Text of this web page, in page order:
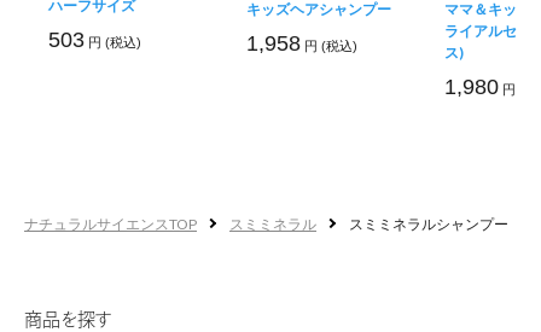
組織内の酵素を
ーゲンの合成を
亜鉛
ハーフサイズ
503 円 (税込)
キッズヘアシャンプー
1,958 円 (税込)
ママ＆キッズ
ライアルセッ
ス)
1,980 円 (税
ナチュラルサイエンスTOP スミミネラル スミミネラルシャンプー
商品を探す